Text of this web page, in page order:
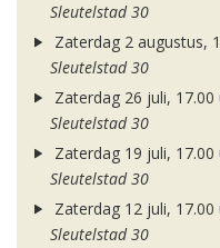
Sleutelstad 30
Zaterdag 2 augustus,
Sleutelstad 30
Zaterdag 26 juli, 17.00
Sleutelstad 30
Zaterdag 19 juli, 17.00
Sleutelstad 30
Zaterdag 12 juli, 17.00
Sleutelstad 30